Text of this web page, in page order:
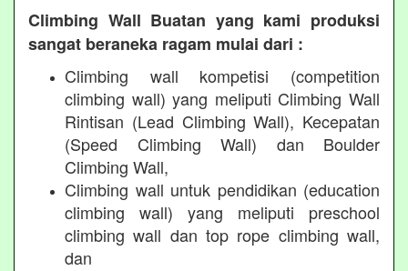
Climbing Wall Buatan yang kami produksi
sangat beraneka ragam mulai dari :
Climbing wall kompetisi (competition
climbing wall) yang meliputi Climbing Wall
Rintisan (Lead Climbing Wall), Kecepatan
(Speed Climbing Wall) dan Boulder
Climbing Wall,
Climbing wall untuk pendidikan (education
climbing wall) yang meliputi preschool
climbing wall dan top rope climbing wall,
dan